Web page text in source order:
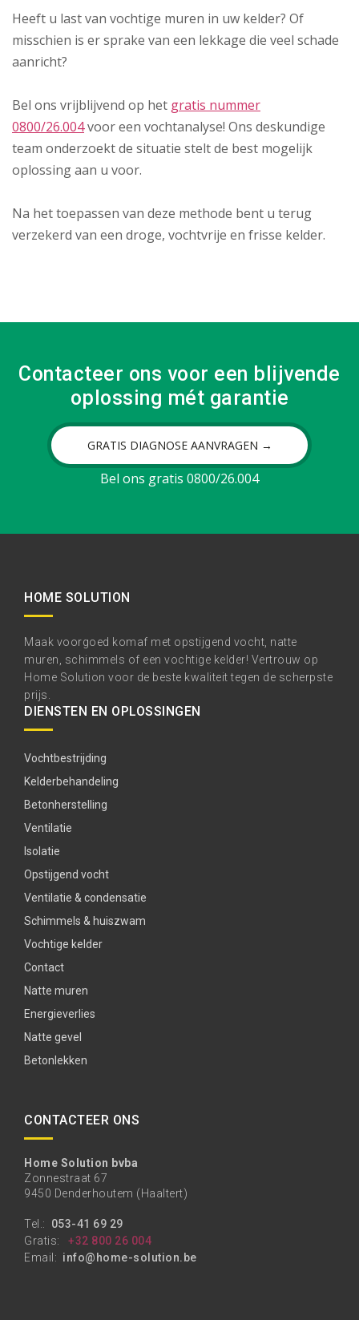
Heeft u last van vochtige muren in uw kelder? Of
misschien is er sprake van een lekkage die veel schade
aanricht?
Bel ons vrijblijvend op het gratis nummer
0800/26.004voor een vochtanalyse! Ons deskundige
team onderzoekt de situatie stelt de best mogelijk
oplossing aan u voor.
Na het toepassen van deze methode bent u terug
verzekerd van een droge, vochtvrije en frisse kelder.
Contacteer ons voor een blijvende
oplossing mét garantie
GRATIS DIAGNOSE AANVRAGEN →
Bel ons gratis 0800/26.004
HOME SOLUTION
Maak voorgoed komaf met opstijgend vocht, natte
muren, schimmels of een vochtige kelder! Vertrouw op
Home Solution voor de beste kwaliteit tegen de scherpste
prijs.
DIENSTEN EN OPLOSSINGEN
Vochtbestrijding
Kelderbehandeling
Betonherstelling
Ventilatie
Isolatie
Opstijgend vocht
Ventilatie & condensatie
Schimmels & huiszwam
Vochtige kelder
Contact
Natte muren
Energieverlies
Natte gevel
Betonlekken
CONTACTEER ONS
Home Solution bvba
Zonnestraat 67
9450 Denderhoutem (Haaltert)
Tel.: 053-41 69 29
Gratis:
+32 800 26 004
Email: info@home-solution.be